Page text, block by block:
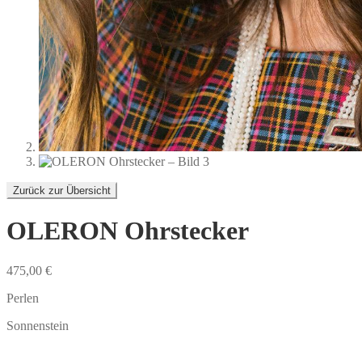
Zurück zur Übersicht
OLERON Ohrstecker
475,00 €
Perlen
Sonnenstein